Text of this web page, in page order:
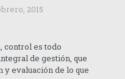
2015
control es todo
de gestión, que
evaluación de lo que